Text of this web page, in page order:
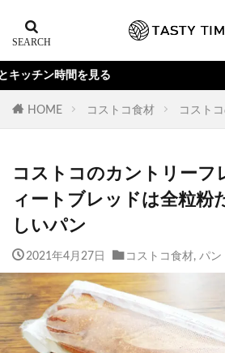
HOME コストコ食材 コスト
コストコのカントリーフ
ィートブレッドは全粒粉
しいパン
2021年4月27日 コストコ食材, パン